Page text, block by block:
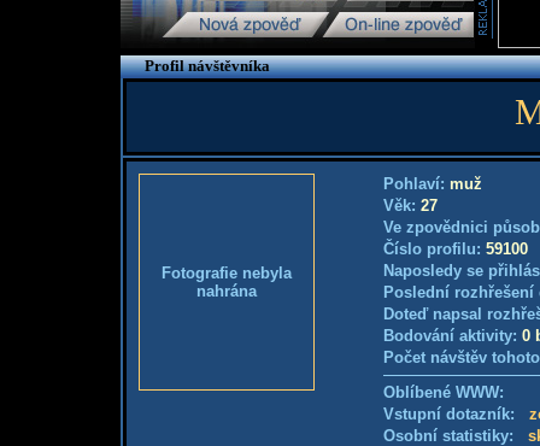
Profil návštěvníka
Fotografie nebyla
nahrána
Pohlaví: muž
Věk: 27
Ve zpovědnici
Číslo profilu: 59100
Naposledy se
Poslední
Doteď napsal
Bodování aktivity: 0
Počet návštěv
Oblíbené WWW:
Vstupní dotazník:
Osobní statistiky: